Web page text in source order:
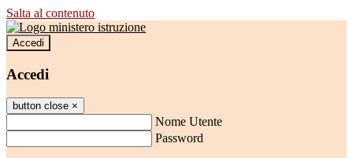
Salta al contenuto
Accedi
Accedi
button close ×
Nome Utente
Password